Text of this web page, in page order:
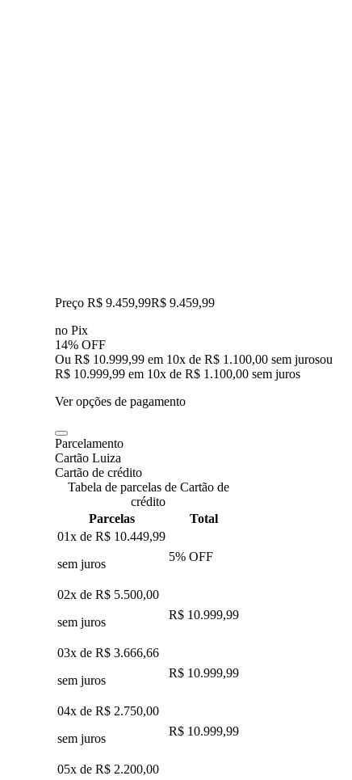
Preço R$ 9.459,99R$ 9.459,99
no Pix
14% OFF
Ou R$ 10.999,99 em 10x de R$ 1.100,00 sem jurosou
R$ 10.999,99 em 10x de R$ 1.100,00 sem juros
Ver opções de pagamento
Parcelamento
Cartão Luiza
Cartão de crédito
Tabela de parcelas de Cartão de
crédito
Parcelas
Total
01x de R$ 10.449,99
sem juros
5% OFF
02x de R$ 5.500,00
sem juros
R$ 10.999,99
03x de R$ 3.666,66
sem juros
R$ 10.999,99
04x de R$ 2.750,00
sem juros
R$ 10.999,99
05x de R$ 2.200,00